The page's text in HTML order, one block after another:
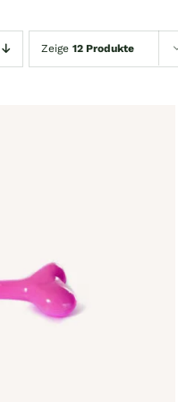
Zeige 12 Produkte
QUICK VIEW